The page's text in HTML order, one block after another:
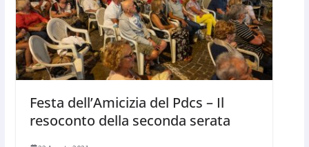
Festa dell’Amicizia del Pdcs – Il
resoconto della seconda serata